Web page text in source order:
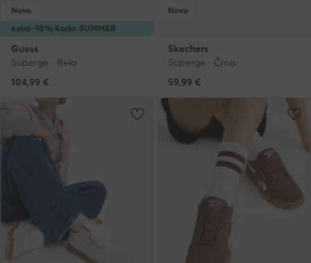
extra -10% Koda: SUMMER
Novo
Guess
Superge · Bela
104,99 €
Novo
Skechers
Superge · Črna
59,99 €